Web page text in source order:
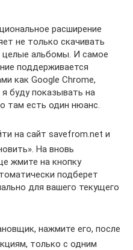
расширение
не только скачивать
целые альбомы. И самое
поддерживается
как Google Chrome,
буду показывать на
там есть один нюанс.
на сайт savefrom.net и
На вновь
жмите на кнопку
подберет
для вашего текущего
нажмите его, после
только с одним